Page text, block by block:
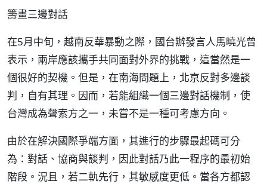
籌畫三邊對話
在5月中旬，越南反華暴動之際，國台辦發言人馬曉光曾
表示，兩岸應該攜手共同面對外界的挑戰，這當然是一
個很好的契機。但是，在南海問題上，北京反對多邊談
判，自有其理。因而，若能組織一個三邊對話機制，使
台灣成為聲索方之一，未嘗不是一種可考慮方向。
由於在解決國際爭端方面，其進行的步驟最起碼可分
為：對話、協商與談判，因此對話乃此一程序的最初始
階段。況且，若二軌先行，其敏感度更低。當各方都認